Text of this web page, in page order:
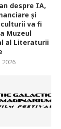
despre IA,
și
va fi
Muzeul
al Literaturii
2026